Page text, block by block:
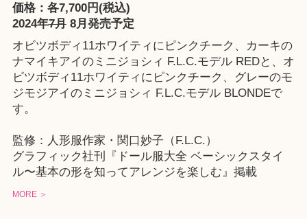
価格：各7,700円(税込)
2024年7月8月発売予定
オビツボディ11ホワイティにピンクチーク、カーキの
ナマイキアイのミニジョシィ F.L.C.モデル REDと、オ
ビツボディ11ホワイティにピンクチーク、グレーのモ
ジモジアイのミニジョシィ F.L.C.モデル BLONDEで
す。
監修：人形服作家・関口妙子（F.L.C.）
グラフィック社刊『 ドール服大全 ベーシックスタイ
ル〜基本の形を知ってアレンジを楽しむ 』掲載
MORE ＞